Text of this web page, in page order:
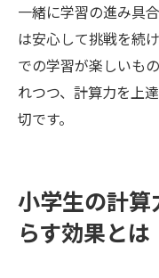
一緒に学習の進み具
は安心して挑戦を続
での学習が楽しいも
れつつ、計算力を上
切です。
小学生の計
らす効果とは